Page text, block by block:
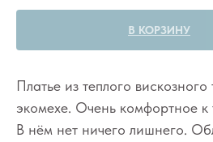
В КОРЗИНУ
Платье из теплого
экомехе. Очень комфортное к
В нём нет ничего лишнего.